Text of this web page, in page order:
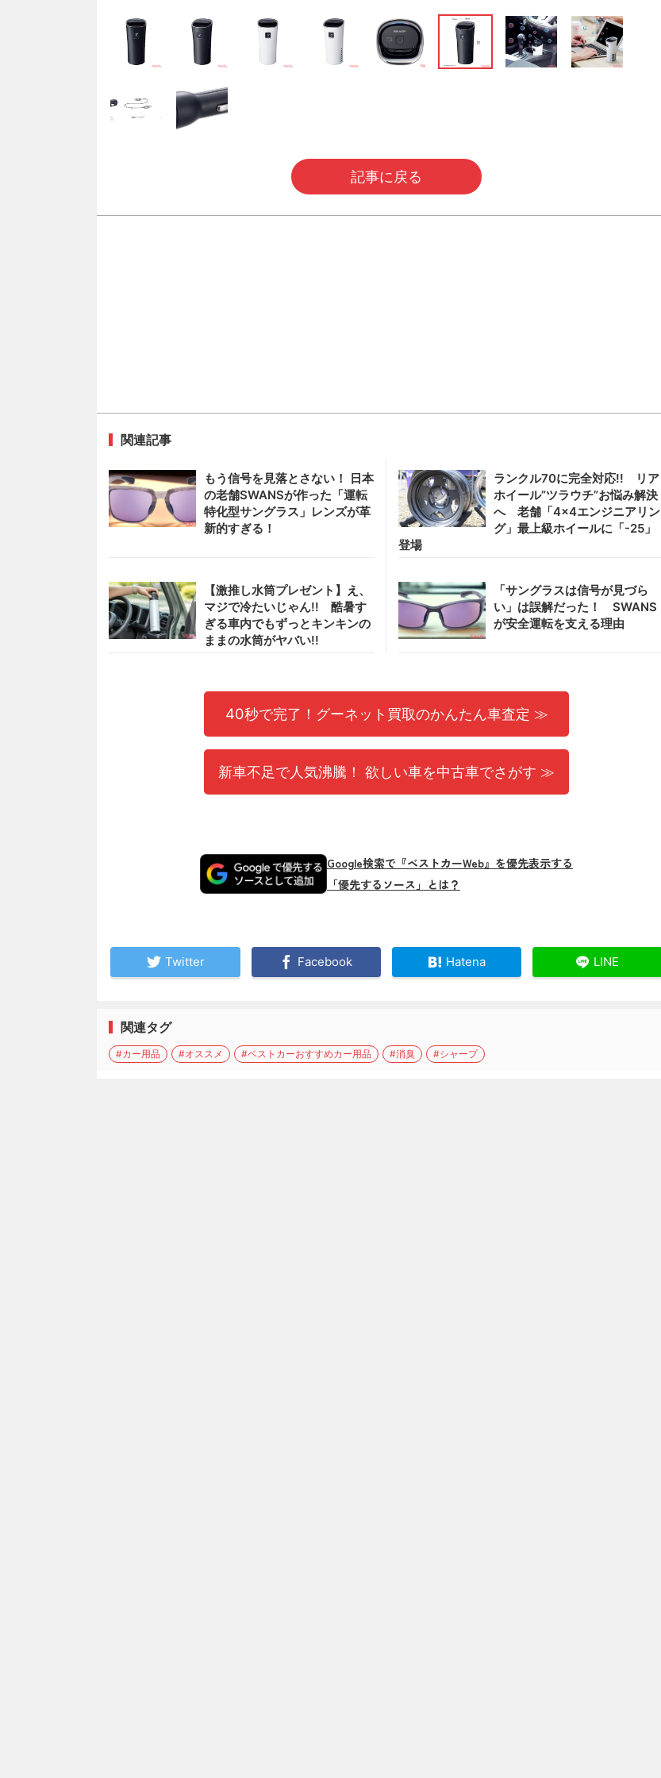
記事に戻る
関連記事
もう信号を見落とさない！ 日本
の老舗SWANSが作った「運転
特化型サングラス」レンズが革
新的すぎる！
ランクル70に完全対応!! リア
ホイール”ツラウチ”お悩み解決
へ 老舗「4×4エンジニアリン
グ」最上級ホイールに「-25」
登場
【激推し水筒プレゼント】え、
マジで冷たいじゃん!! 酷暑す
ぎる車内でもずっとキンキンの
ままの水筒がヤバい!!
「サングラスは信号が見づら
い」は誤解だった！ SWANS
が安全運転を支える理由
40秒で完了！グーネット買取のかんたん車査定 ≫
新車不足で人気沸騰！ 欲しい車を中古車でさがす ≫
Google検索で『ベストカーWeb』を優先表示する
「優先するソース」とは？
Twitter Facebook Hatena LINE
関連タグ
#カー用品 #オススメ #ベストカーおすすめカー用品 #消臭 #シャープ